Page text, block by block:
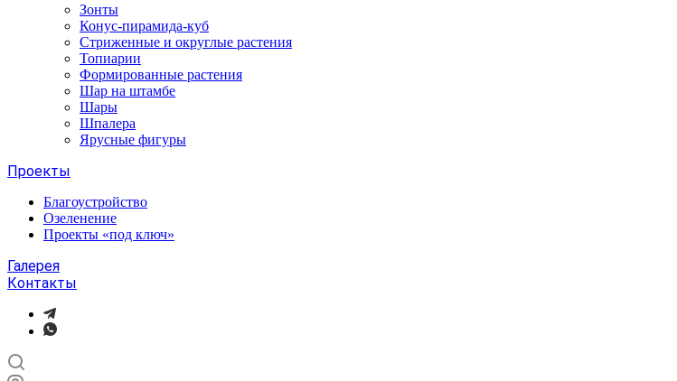
Зонты
Конус-пирамида-куб
Стриженные и округлые растения
Топиарии
Формированные растения
Шар на штамбе
Шары
Шпалера
Ярусные фигуры
Проекты
Благоустройство
Озеленение
Проекты «под ключ»
Галерея
Контакты